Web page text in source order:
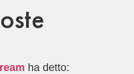
ha detto: